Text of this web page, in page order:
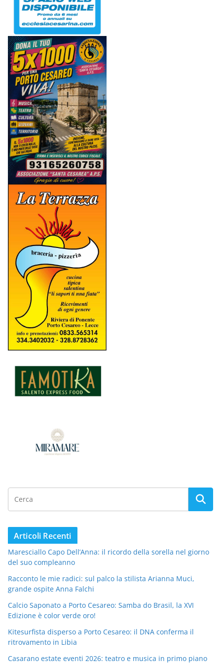
Articoli Recenti
Maresciallo Capo Dell’Anna: il ricordo della sorella nel giorno
del suo compleanno
Racconto le mie radici: sul palco la stilista Arianna Muci,
grande ospite Anna Falchi
Calcio Saponato a Porto Cesareo: Samba do Brasil, la XVI
Edizione è color verde oro!
Kitesurfista disperso a Porto Cesareo: il DNA conferma il
ritrovamento in Libia
Casarano estate eventi 2026: teatro e musica in primo piano